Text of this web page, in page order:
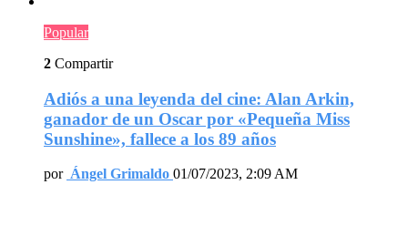
Popular
2 Compartir
Adiós a una leyenda del cine: Alan Arkin,
ganador de un Oscar por «Pequeña Miss
Sunshine», fallece a los 89 años
por Ángel Grimaldo 01/07/2023, 2:09 AM